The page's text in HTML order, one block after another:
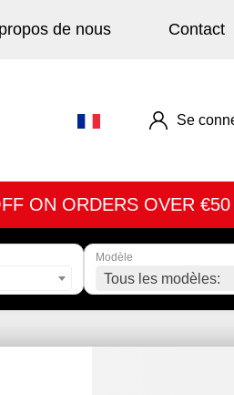
de nous Contact
Se
ON ORDERS OVER €50
Modèle
Tous les modèles: